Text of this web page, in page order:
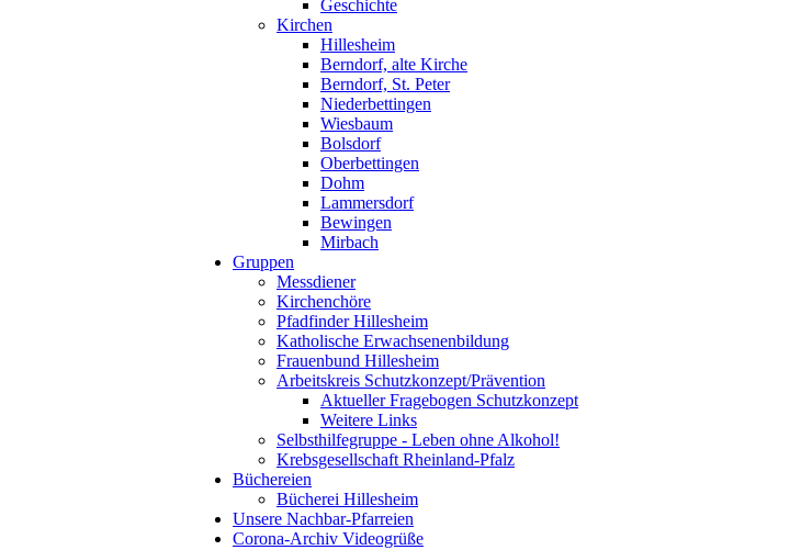
Geschichte
Kirchen
Hillesheim
Berndorf, alte Kirche
Berndorf, St. Peter
Niederbettingen
Wiesbaum
Bolsdorf
Oberbettingen
Dohm
Lammersdorf
Bewingen
Mirbach
Gruppen
Messdiener
Kirchenchöre
Pfadfinder Hillesheim
Katholische Erwachsenenbildung
Frauenbund Hillesheim
Arbeitskreis Schutzkonzept/Prävention
Aktueller Fragebogen Schutzkonzept
Weitere Links
Selbsthilfegruppe - Leben ohne Alkohol!
Krebsgesellschaft Rheinland-Pfalz
Büchereien
Bücherei Hillesheim
Unsere Nachbar-Pfarreien
Corona-Archiv Videogrüße